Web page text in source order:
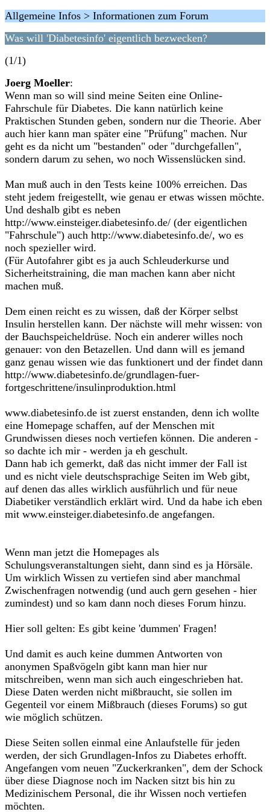
Allgemeine Infos > Informationen zum Forum
Was will 'Diabetesinfo' eigentlich bezwecken?
(1/1)
Joerg Moeller:
Wenn man so will sind meine Seiten eine Online-
Fahrschule für Diabetes. Die kann natürlich keine
Praktischen Stunden geben, sondern nur die Theorie. Aber
auch hier kann man später eine "Prüfung" machen. Nur
geht es da nicht um "bestanden" oder "durchgefallen",
sondern darum zu sehen, wo noch Wissenslücken sind.
Man muß auch in den Tests keine 100% erreichen. Das
steht jedem freigestellt, wie genau er etwas wissen möchte.
Und deshalb gibt es neben
http://www.einsteiger.diabetesinfo.de/ (der eigentlichen
"Fahrschule") auch http://www.diabetesinfo.de/, wo es
noch spezieller wird.
(Für Autofahrer gibt es ja auch Schleuderkurse und
Sicherheitstraining, die man machen kann aber nicht
machen muß.
Dem einen reicht es zu wissen, daß der Körper selbst
Insulin herstellen kann. Der nächste will mehr wissen: von
der Bauchspeicheldrüse. Noch ein anderer willes noch
genauer: von den Betazellen. Und dann will es jemand
ganz genau wissen wie das funktionert und der findet dann
http://www.diabetesinfo.de/grundlagen-fuer-
fortgeschrittene/insulinproduktion.html
www.diabetesinfo.de ist zuerst enstanden, denn ich wollte
eine Homepage schaffen, auf der Menschen mit
Grundwissen dieses noch vertiefen können. Die anderen -
so dachte ich mir - werden ja eh geschult.
Dann hab ich gemerkt, daß das nicht immer der Fall ist
und es nicht viele deutschsprachige Seiten im Web gibt,
auf denen das alles wirklich ausführlich und für neue
Diabetiker verständlich erklärt wird. Und da habe ich eben
mit www.einsteiger.diabetesinfo.de angefangen.
Wenn man jetzt die Homepages als
Schulungsveranstaltungen sieht, dann sind es ja Hörsäle.
Um wirklich Wissen zu vertiefen sind aber manchmal
Zwischenfragen notwendig (und auch gern gesehen - hier
zumindest) und so kam dann noch dieses Forum hinzu.
Hier soll gelten: Es gibt keine 'dummen' Fragen!
Und damit es auch keine dummen Antworten von
anonymen Spaßvögeln gibt kann man hier nur
mitschreiben, wenn man sich auch eingeschrieben hat.
Diese Daten werden nicht mißbraucht, sie sollen im
Gegenteil vor einem Mißbrauch (dieses Forums) so gut
wie möglich schützen.
Diese Seiten sollen einmal eine Anlaufstelle für jeden
werden, der sich Grundlagen-Infos zu Diabetes erhofft.
Angefangen vom neuen "Zuckerkranken", dem der Schock
über diese Diagnose noch im Nacken sitzt bis hin zu
Medizinischem Personal, die ihr Wissen noch vertiefen
möchten.